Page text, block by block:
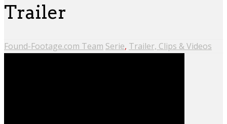
Trailer
Found-Footage.com Team Serie, Trailer, Clips & Videos